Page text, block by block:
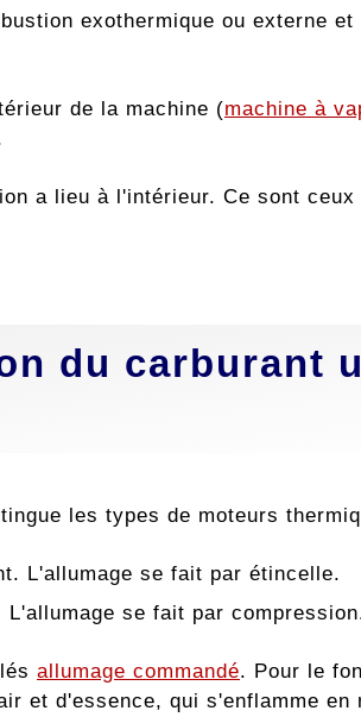
exothermique ou externe et
de la machine (machine à
a lieu à l'intérieur. Ce sont
du carburant
les types de moteurs
L'allumage se fait par étincelle.
se fait par
allumage commandé. Pour le
et d'essence, qui s'enflamme en